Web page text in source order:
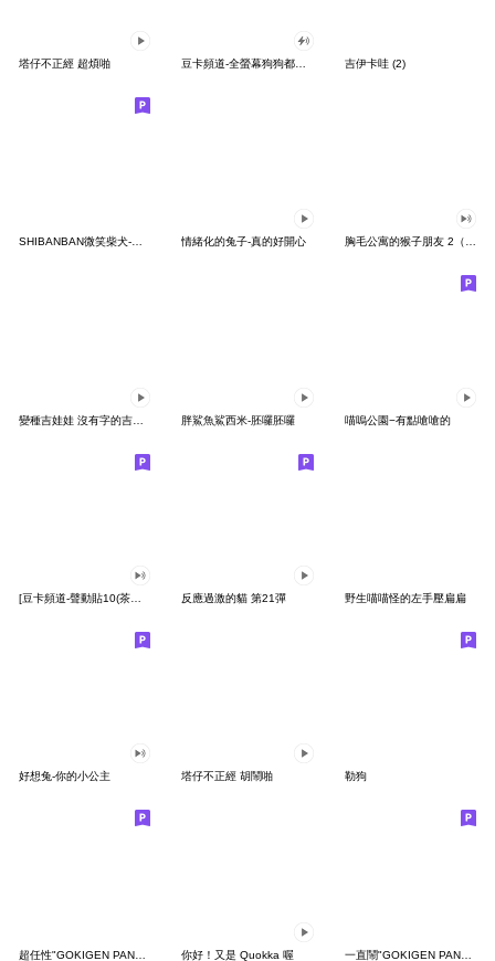
塔仔不正經 超煩啪 吉伊卡哇 (2)
SHIBANBAN微笑柴犬-廢柴寶寶日常 情緒化的兔子-真的好開心 胸毛公寓的猴子朋友 2（有聲動態）
胖鯊魚鯊西米-胚囉胚囉 喵嗚公園−有點嗆嗆的
反應過激的貓 第21彈 野生喵喵怪的左手壓扁扁
好想兔-你的小公主 塔仔不正經 胡鬧啪 勒狗
你好！又是 Quokka 喔 一直鬧"GOKIGEN PANDA" 台灣版